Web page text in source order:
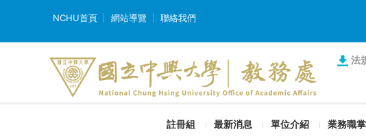
NCHU首頁 網站導覽 聯絡我們
法
註冊組 最新消息 單位介紹 業務職掌